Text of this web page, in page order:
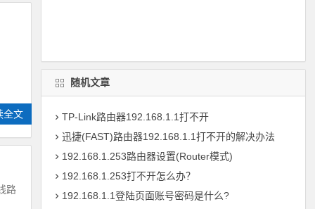
全文
路
随机文章
TP-Link路由器192.168.1.1打不开
迅捷(FAST)路由器192.168.1.1打不开的解决办法
192.168.1.253路由器设置(Router模式)
192.168.1.253打不开怎么办？
192.168.1.1登陆页面账号密码是什么?